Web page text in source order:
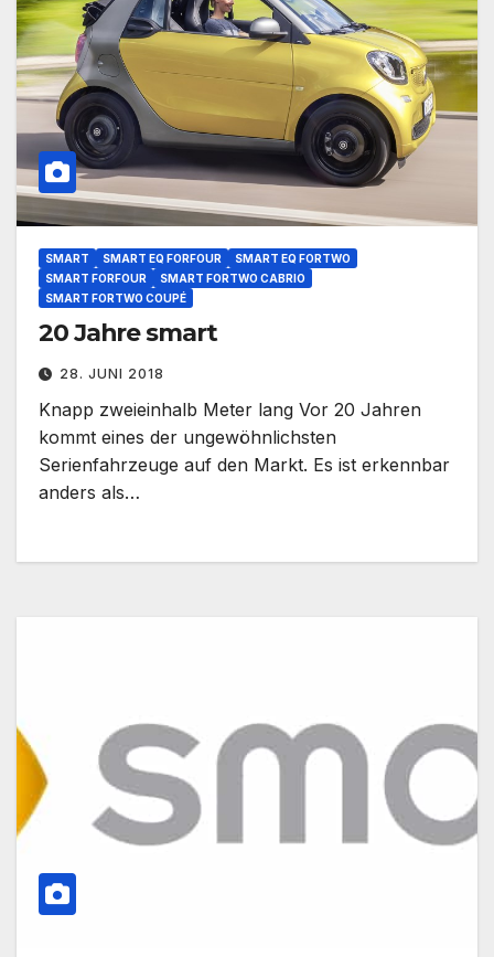
SMART SMART EQ FORFOUR
SMART EQ FORTWO
SMART FORFOUR
SMART FORTWO CABRIO
SMART FORTWO COUPÉ
20 Jahre smart
28. JUNI 2018
Knapp zweieinhalb Meter lang Vor 20 Jahren
kommt eines der ungewöhnlichsten
Serienfahrzeuge auf den Markt. Es ist erkennbar
anders als…